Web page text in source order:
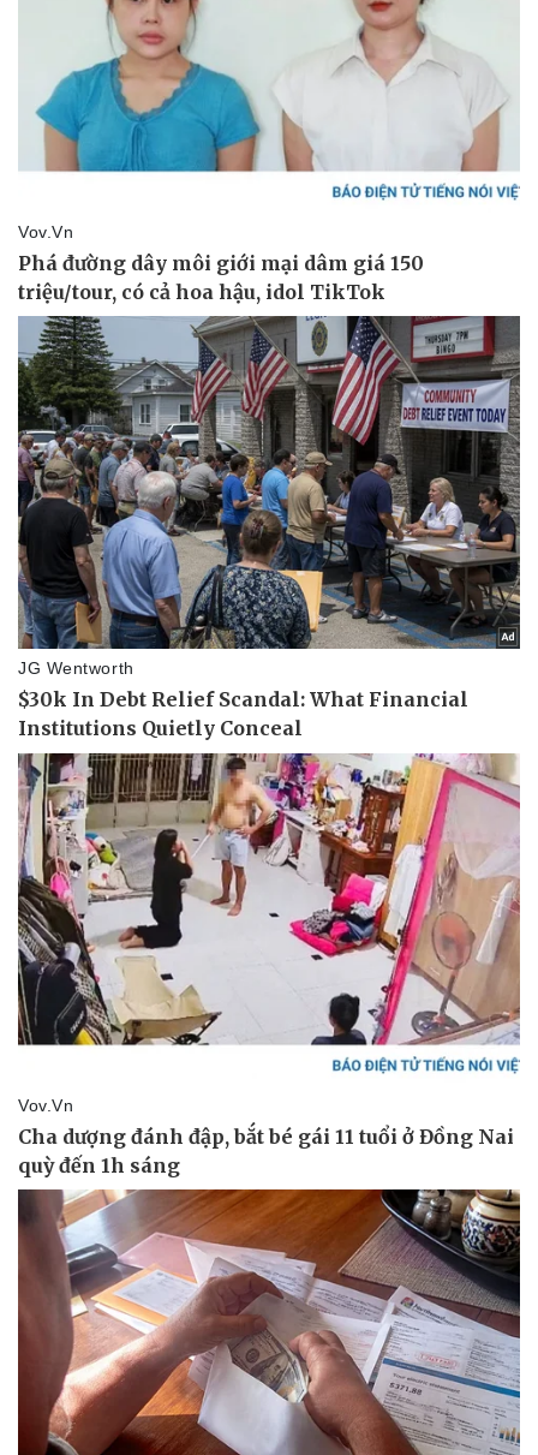
Bóng đá
Lịch thi đấu bóng đá
Thế giới thể thao
eSports
Hậu trường
Ô tô - Xe máy
Xe máy
Tư vấn
Doanh nghiệp
Thông tin doanh nghiệp
Doanh nghiệp 24h
Doanh nhân
Vì cộng đồng
Công nghệ
Sành điệu
Tin Công nghệ
Trải nghiệm
Chuyển đổi số